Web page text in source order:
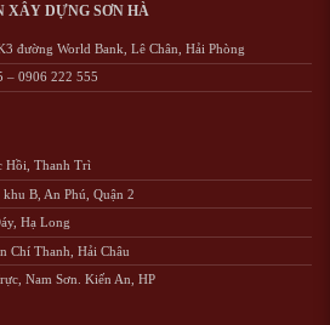
XÂY DỰNG SƠN HÀ
đường World Bank, Lê Chân, Hải Phòng
– 0906 222 555
Hồi, Thanh Trì
B, An Phú, Quận 2
Hạ Long
Chí Thanh, Hải Châu
Nam Sơn. Kiến An, HP